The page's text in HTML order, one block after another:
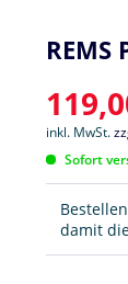
REMS
inkl. MwSt.
Sofort
damit